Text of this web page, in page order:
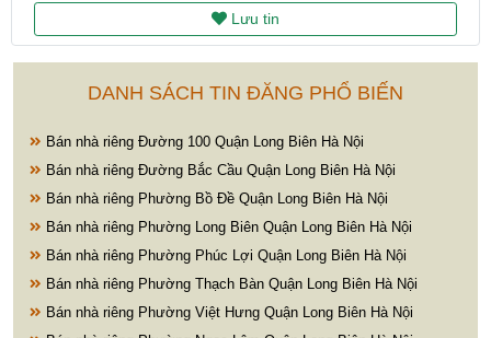
Lưu tin
DANH SÁCH TIN ĐĂNG PHỔ BIẾN
Bán nhà riêng Đường 100 Quận Long Biên Hà Nội
Bán nhà riêng Đường Bắc Cầu Quận Long Biên Hà Nội
Bán nhà riêng Phường Bồ Đề Quận Long Biên Hà Nội
Bán nhà riêng Phường Long Biên Quận Long Biên Hà Nội
Bán nhà riêng Phường Phúc Lợi Quận Long Biên Hà Nội
Bán nhà riêng Phường Thạch Bàn Quận Long Biên Hà Nội
Bán nhà riêng Phường Việt Hưng Quận Long Biên Hà Nội